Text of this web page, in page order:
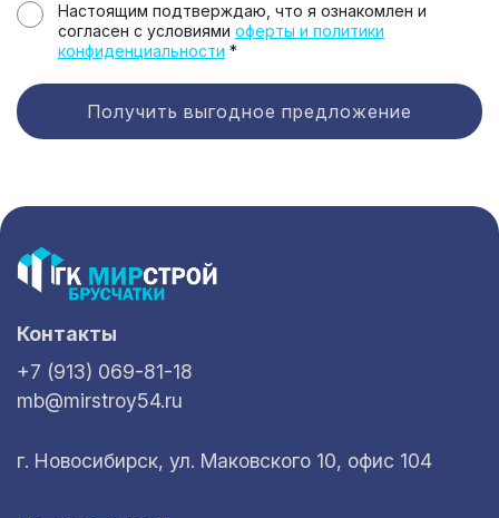
Настоящим подтверждаю, что я ознакомлен и
согласен с условиями оферты и политики
конфиденциальности *
Получить выгодное предложение
Контакты
+7 (913) 069-81-18
mb@mirstroy54.ru
г. Новосибирск, ул. Маковского 10, офис 104